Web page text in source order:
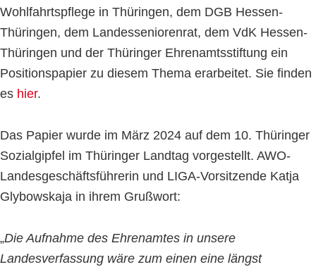
Wohlfahrtspflege in Thüringen, dem DGB Hessen-
Thüringen, dem Landesseniorenrat, dem VdK Hessen-
Thüringen und der Thüringer Ehrenamtsstiftung ein
Positionspapier zu diesem Thema erarbeitet. Sie finden
es hier.
Das Papier wurde im März 2024 auf dem 10. Thüringer
Sozialgipfel im Thüringer Landtag vorgestellt. AWO-
Landesgeschäftsführerin und LIGA-Vorsitzende Katja
Glybowskaja in ihrem Grußwort:
„Die Aufnahme des Ehrenamtes in unsere
Landesverfassung wäre zum einen eine längst